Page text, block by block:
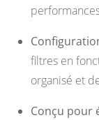
filtres en
organisé et
Conçu pour